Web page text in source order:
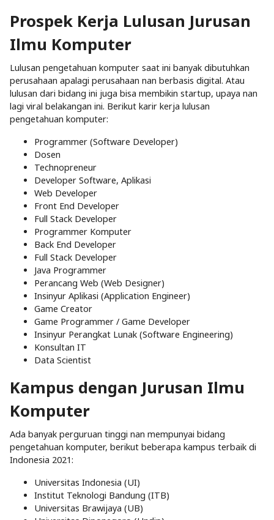
Prospek Kerja Lulusan Jurusan
Ilmu Komputer
Lulusan pengetahuan komputer saat ini banyak dibutuhkan
perusahaan apalagi perusahaan nan berbasis digital. Atau
lulusan dari bidang ini juga bisa membikin startup, upaya nan
lagi viral belakangan ini. Berikut karir kerja lulusan
pengetahuan komputer:
Programmer (Software Developer)
Dosen
Technopreneur
Developer Software, Aplikasi
Web Developer
Front End Developer
Full Stack Developer
Programmer Komputer
Back End Developer
Full Stack Developer
Java Programmer
Perancang Web (Web Designer)
Insinyur Aplikasi (Application Engineer)
Game Creator
Game Programmer / Game Developer
Insinyur Perangkat Lunak (Software Engineering)
Konsultan IT
Data Scientist
Kampus dengan Jurusan Ilmu
Komputer
Ada banyak perguruan tinggi nan mempunyai bidang
pengetahuan komputer, berikut beberapa kampus terbaik di
Indonesia 2021:
Universitas Indonesia (UI)
Institut Teknologi Bandung (ITB)
Universitas Brawijaya (UB)